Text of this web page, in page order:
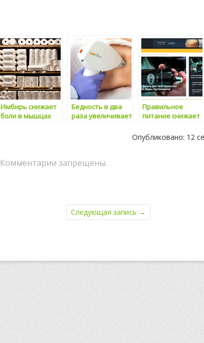
Имбирь снижает
боли в мышцах
Бедность в два
раза увеличивает
Правильное
питание снижает
возникновения
рака груди
Опубликовано: 12
Комментарии запрещены.
Следующая запись →